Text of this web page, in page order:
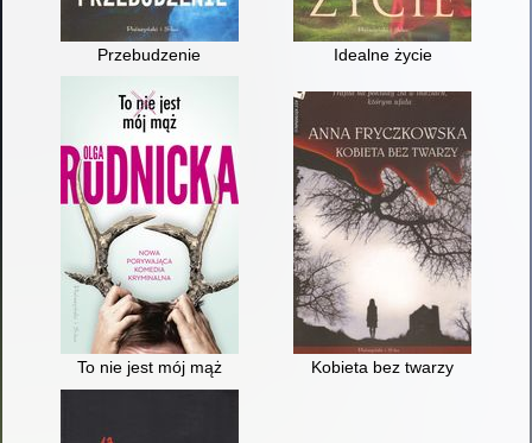
Przebudzenie Idealne życie
To nie jest mój mąż Kobieta bez twarzy